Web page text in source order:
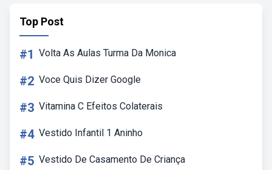
Top Post
#1 Volta As Aulas Turma Da Monica
#2 Voce Quis Dizer Google
#3 Vitamina C Efeitos Colaterais
#4 Vestido Infantil 1 Aninho
#5 Vestido De Casamento De Criança